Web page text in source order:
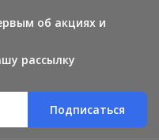
об акциях и
рассылку
Подписаться